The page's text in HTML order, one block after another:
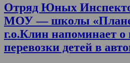
Отряд Юных
МОУ — школы
г.о.Клин напоминает о
перевозки детей в